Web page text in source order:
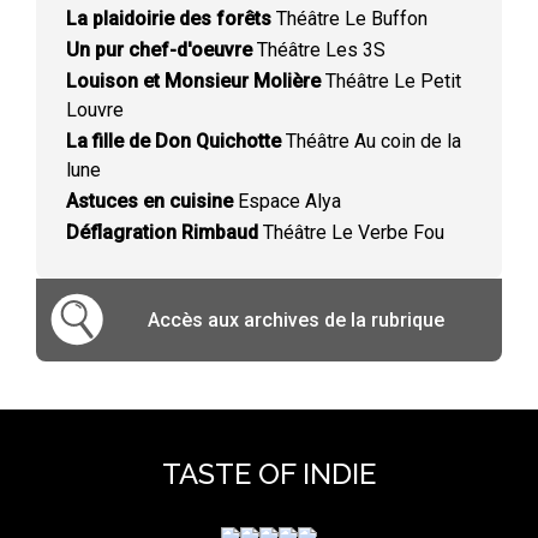
La plaidoirie des forêts Théâtre Le Buffon
Un pur chef-d'oeuvreThéâtre Les 3S
Louison et Monsieur MolièreThéâtre Le Petit
Louvre
La fille de Don QuichotteThéâtre Au coin de la
lune
Astuces en cuisineEspace Alya
Déflagration Rimbaud Théâtre Le Verbe Fou
Accès aux archives de la rubrique
TASTE OF INDIE